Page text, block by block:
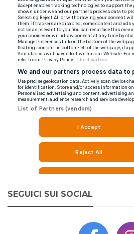
SEGUICI SUI SOCIAL